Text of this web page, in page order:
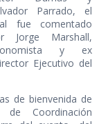
Parrado, el
fue comentado
Jorge Marshall,
y ex
Ejecutivo del
de bienvenida de
Coordinación